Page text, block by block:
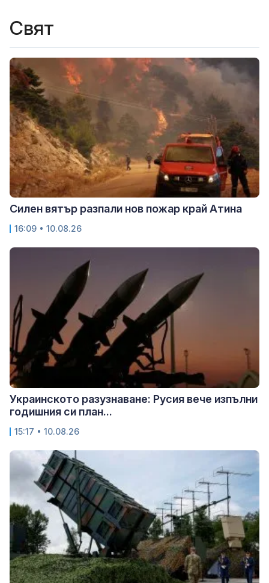
Свят
Силен вятър разпали нов пожар край Атина
16:09 • 10.08.26
Украинското разузнаване: Русия вече изпълни
годишния си план...
15:17 • 10.08.26